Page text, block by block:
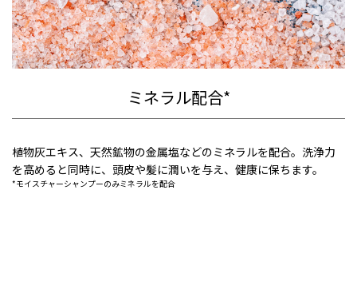
ミネラル配合*
植物灰エキス、天然鉱物の金属塩などのミネラルを配合。洗浄力
を高めると同時に、頭皮や髪に潤いを与え、健康に保ちます。
*モイスチャーシャンプーのみミネラルを配合